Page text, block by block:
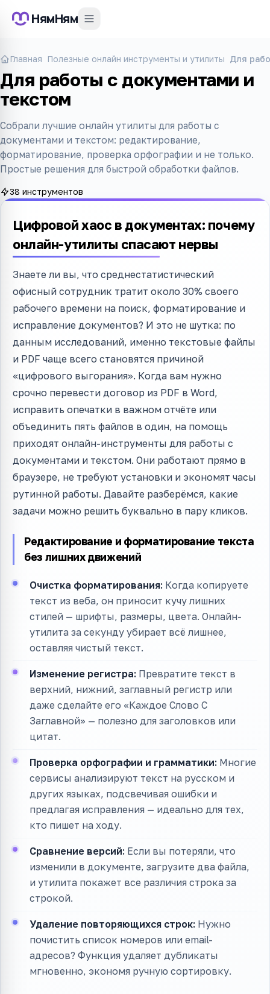
НямНям
Главная Полезные онлайн инструменты и утилиты Для
Для работы с документами и
текстом
Собрали лучшие онлайн утилиты для работы с
документами и текстом: редактирование,
форматирование, проверка орфографии и не только.
Простые решения для быстрой обработки файлов.
38 инструментов
Цифровой хаос в документах: почему
онлайн-утилиты спасают нервы
Знаете ли вы, что среднестатистический
офисный сотрудник тратит около 30% своего
рабочего времени на поиск, форматирование и
исправление документов? И это не шутка: по
данным исследований, именно текстовые файлы
и PDF чаще всего становятся причиной
«цифрового выгорания». Когда вам нужно
срочно перевести договор из PDF в Word,
исправить опечатки в важном отчёте или
объединить пять файлов в один, на помощь
приходят онлайн-инструменты для работы с
документами и текстом. Они работают прямо в
браузере, не требуют установки и экономят часы
рутинной работы. Давайте разберёмся, какие
задачи можно решить буквально в пару кликов.
Редактирование и форматирование текста
без лишних движений
Очистка форматирования: Когда копируете
текст из веба, он приносит кучу лишних
стилей — шрифты, размеры, цвета. Онлайн-
утилита за секунду убирает всё лишнее,
оставляя чистый текст.
Изменение регистра: Превратите текст в
верхний, нижний, заглавный регистр или
даже сделайте его «Каждое Слово С
Заглавной» — полезно для заголовков или
цитат.
Проверка орфографии и грамматики: Многие
сервисы анализируют текст на русском и
других языках, подсвечивая ошибки и
предлагая исправления — идеально для тех,
кто пишет на ходу.
Сравнение версий: Если вы потеряли, что
изменили в документе, загрузите два файла,
и утилита покажет все различия строка за
строкой.
Удаление повторяющихся строк: Нужно
почистить список номеров или email-
адресов? Функция удаляет дубликаты
мгновенно, экономя ручную сортировку.